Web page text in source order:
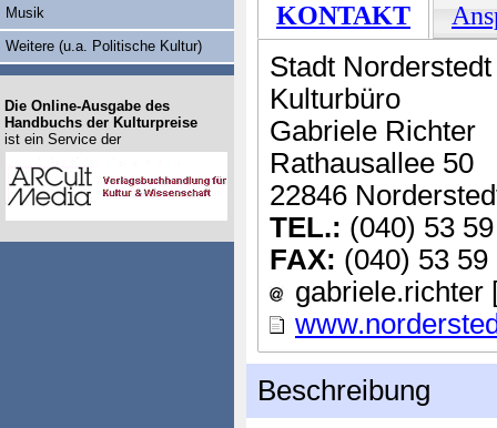
KONTAKT
Stadt Norderstedt
Kulturbüro
Gabriele Richter
Rathausallee 50
22846
TEL.: (040) 53
FAX: (040) 53 59
gabriele.richter
Beschreibung
Musik
Weitere (u.a. Politische Kultur)
Die Online-Ausgabe des
Handbuchs der Kulturpreise
ist ein Service der